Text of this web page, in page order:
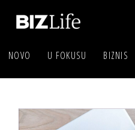
NOVO U FOKUSU BIZNIS